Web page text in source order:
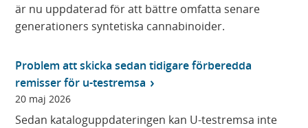
är nu uppdaterad för att bättre omfatta senare
generationers syntetiska cannabinoider.
Problem att skicka sedan tidigare förberedda
remisser för u-testremsa
20 maj 2026
Sedan kataloguppdateringen kan U-testremsa inte